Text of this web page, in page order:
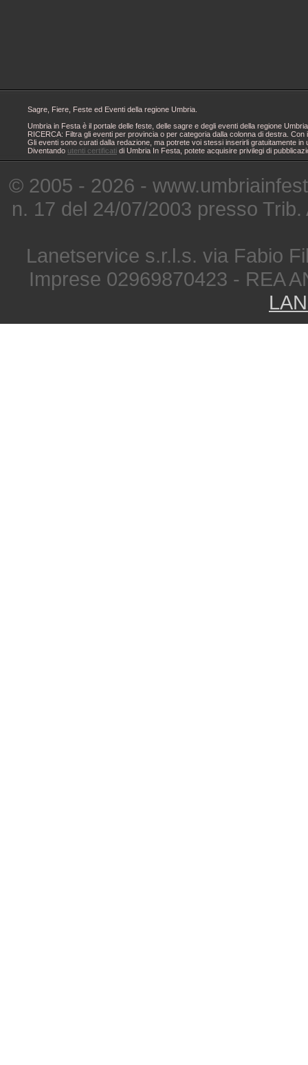
Sagre, Fiere, Feste ed Eventi della regione Umbria.
Umbria in Festa è il portale delle feste, delle sagre e degli eventi della regione
RICERCA: Filtra gli eventi per provincia o per categoria dalla colonna di destra.
Gli eventi sono curati dalla redazione, ma potrete voi stessi inserirli gratuitamente
Diventando utenti certificati di Umbria In Festa, potete acquisire privilegi di
© 2005 - 2026 -
n. 17 del 24/07/2003 presso
Lanetservice s.r.l.s. via Fabio
Imprese 02969870423 - REA